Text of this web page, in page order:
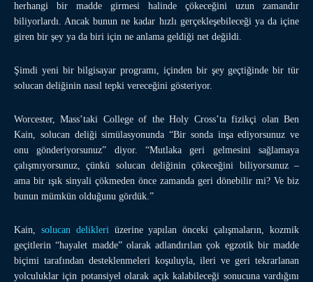
herhangi bir madde girmesi halinde çökeceğini uzun zamandır
biliyorlardı. Ancak bunun ne kadar hızlı gerçekleşebileceği ya da içine
giren bir şey ya da biri için ne anlama geldiği net değildi.
Şimdi yeni bir bilgisayar programı, içinden bir şey geçtiğinde bir tür
solucan deliğinin nasıl tepki vereceğini gösteriyor.
Worcester, Mass’taki College of the Holy Cross’ta fizikçi olan Ben
Kain, solucan deliği simülasyonunda “Bir sonda inşa ediyorsunuz ve
onu gönderiyorsunuz” diyor. “Mutlaka geri gelmesini sağlamaya
çalışmıyorsunuz, çünkü solucan deliğinin çökeceğini biliyorsunuz –
ama bir ışık sinyali çökmeden önce zamanda geri dönebilir mi? Ve biz
bunun mümkün olduğunu gördük.”
Kain, solucan delikleriüzerine yapılan önceki çalışmaların, kozmik
geçitlerin “hayalet madde” olarak adlandırılan çok egzotik bir madde
biçimi tarafından desteklenmeleri koşuluyla, ileri ve geri tekrarlanan
yolculuklar için potansiyel olarak açık kalabileceği sonucuna vardığını